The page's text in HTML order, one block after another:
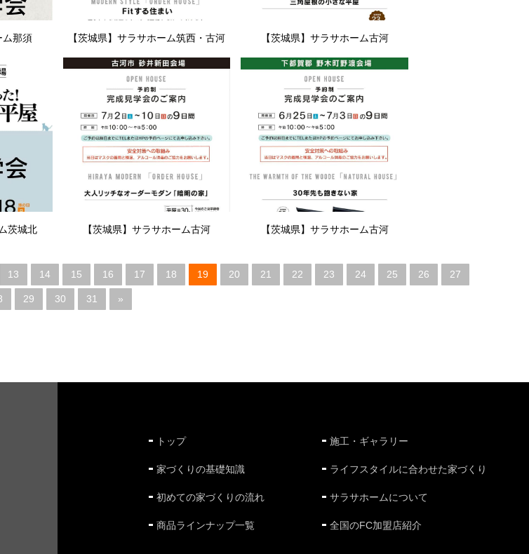
ム那須 【茨城県】サラサホーム筑西・古河 【茨城県】サラサホーム古河
茨城北 【茨城県】サラサホーム古河 【茨城県】サラサホーム古河
13 14 15 16 17 18 19 20 21 22 23 24 25 26 27
29 30 31 »
トップ
家づくりの基礎知識
初めての家づくりの流れ
商品ラインナップ一覧
施工・ギャラリー
ライフスタイルに合わせた家づくり
サラサホームについて
全国のFC加盟店紹介